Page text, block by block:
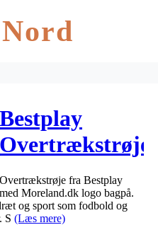
Bestplay
Overtrækstrøje
gul S
Overtrækstrøje fra Bestplay
med Moreland.dk logo bagpå.
og sport som fodbold og
S (Læs mere)